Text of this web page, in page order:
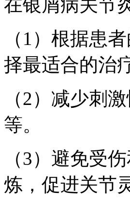
在银屑病关节
（1）根据患
择最适合的治
（2）减少刺
等。
（3）避免受
炼，促进关节